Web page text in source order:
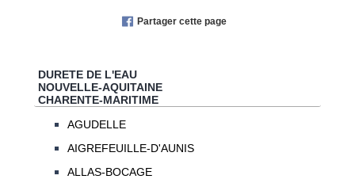
Partager cette page
DURETE DE L'EAU
NOUVELLE-AQUITAINE
CHARENTE-MARITIME
AGUDELLE
AIGREFEUILLE-D'AUNIS
ALLAS-BOCAGE